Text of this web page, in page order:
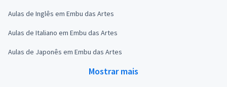
Aulas de Inglês em Embu das Artes
Aulas de Italiano em Embu das Artes
Aulas de Japonês em Embu das Artes
Mostrar mais